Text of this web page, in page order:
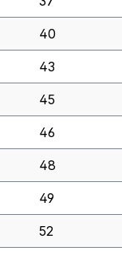
40
43
45
46
48
49
52